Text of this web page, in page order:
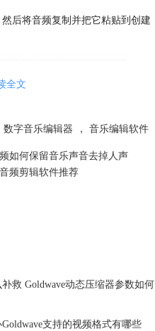
后将音频复制并把它粘贴到创建
效果，在打开的下拉菜单中找到
、平移、减少元音以及立体
全文
数字音乐编辑器 ， 音乐编辑软件
如何保留音乐声音去掉人声
频剪辑软件推荐
救 Goldwave动态压缩器参数如何
支持的视频格式有哪些